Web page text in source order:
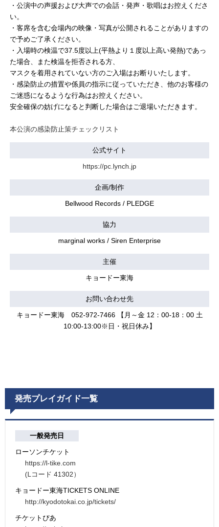
・公演中の声援および大声での会話・発声・歌唱はお控えくださ
い。
・客席を含む会場内の映像・写真が公開されることがありますの
で予めご了承ください。
・入場時の検温で37.5度以上(平熱より１度以上高い発熱)であっ
た場合、また検温を拒否される方、
マスクを着用されていない方のご入場はお断りいたします。
・感染防止の措置や係員の指示に従っていただき、他のお客様の
ご迷惑になるような行為はお控えください。
安全確保の妨げになると判断した場合はご退場いただきます。
本公演の感染防止策チェックリスト
公式サイト
https://pc.lynch.jp
企画/制作
Bellwood Records / PLEDGE
協力
marginal works / Siren Enterprise
主催
キョードー東海
お問い合わせ先
キョードー東海 052-972-7466 【月～金 12：00-18：00 土
10:00-13:00※日・祝日休み】
発売プレイガイド一覧
一般発売日
ローソンチケット
https://l-tike.com
(Lコード 41302）
キョードー東海TICKETS ONLINE
http://kyodotokai.co.jp/tickets/
チケットぴあ